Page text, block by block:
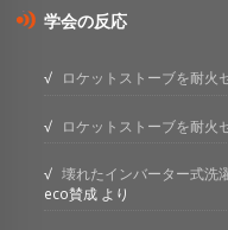
学会の反応
ロケットストーブを耐火
ロケットストーブを耐火
壊れたインバーター式洗
eco賛成 より